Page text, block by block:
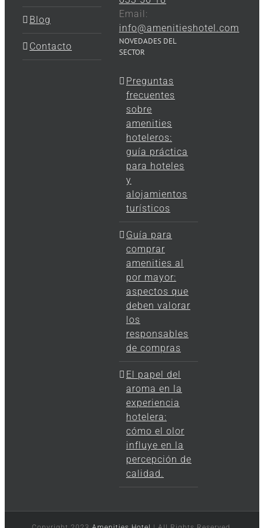
Blog
Contacto
Email:
info@amenitieshotel.com
NOVEDADES DEL
SECTOR
Preguntas
frecuentes
sobre
amenities
hoteleros:
guía práctica
para hoteles
y
alojamientos
turísticos
Guía para
comprar
amenities al
por mayor:
aspectos que
deben valorar
los
responsables
de compras
El papel del
aroma en la
experiencia
hotelera:
cómo el olor
influye en la
percepción de
calidad.